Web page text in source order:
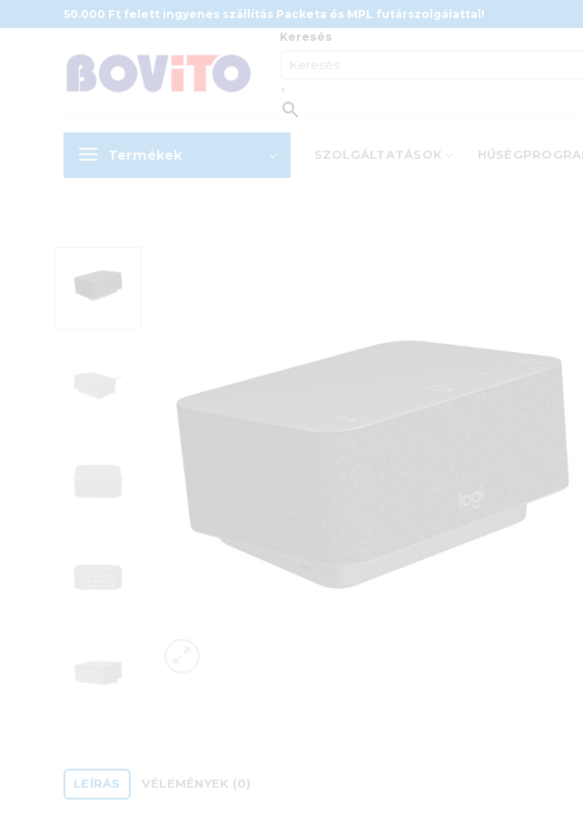
to
50.000 Ft felett ingyenes szállítás Packeta és MPL futárszolgálattal!
Keresés
×
Termékek SZOLGÁLTATÁSOK
LEÍRÁS VÉLEMÉNYEK (0)